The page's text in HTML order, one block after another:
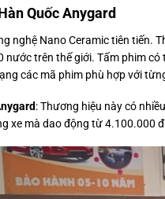
Quốc Anygard
nghệ Nano Ceramic tiên tiến.
trên thế giới. Tấm phim có
các mã phim phù hợp với
: Thương hiệu này có
xe mà dao động từ 4.100.000